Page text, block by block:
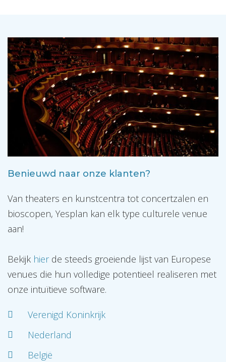
Benieuwd naar onze klanten?
Van theaters en kunstcentra tot concertzalen en
bioscopen, Yesplan kan elk type culturele venue
aan!
Bekijk hierde steeds groeiende lijst van Europese
venues die hun volledige potentieel realiseren met
onze intuïtieve software.
Verenigd Koninkrijk
Nederland
België